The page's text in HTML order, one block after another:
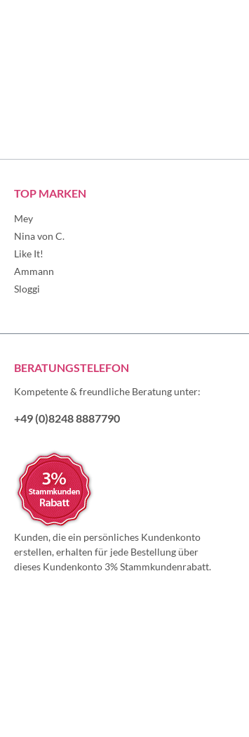
TOP MARKEN
Mey
Nina von C.
Like It!
Ammann
Sloggi
BERATUNGSTELEFON
Kompetente & freundliche Beratung unter:
+49 (0)8248 8887790
Kunden, die ein persönliches Kundenkonto
erstellen, erhalten für jede Bestellung über
dieses Kundenkonto 3% Stammkundenrabatt.